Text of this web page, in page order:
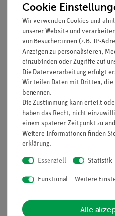
Ausschalter, Gehäuse G1
Leitungsbaustein,
Gehäuse G1
Lampenfassung E 10,
Gehäuse G1
Batteriehalter
cm, 19 A, rot
Experimentierkabel, 4
Verbindungsleitung, 25
Cookie
Wir verwenden Cookies und
unserer Website und
von Besucher:innen (z.B. IP-
Anzeigen zu personalisieren,
einzubinden oder Zugriffe auf
Die Datenverarbeitung erfolgt
Wir teilen Daten mit Dritten, die
benennen.
Die Zustimmung kann erteilt
haben das Recht, nicht
einem späteren Zeitpunkt zu
Weitere Informationen finden
erklärung.
Essenziell Statistik
Funktional Weitere
Alle